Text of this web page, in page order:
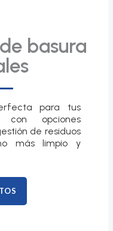
basura
para tus
con opciones
de residuos
más limpio y